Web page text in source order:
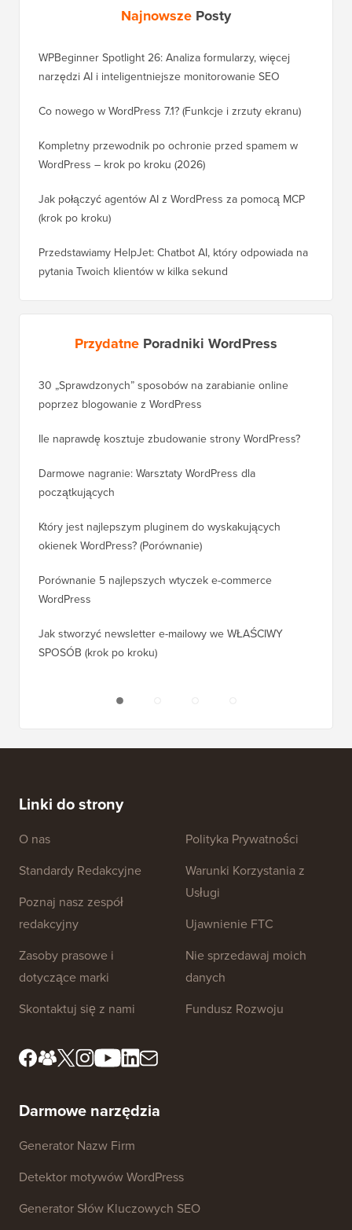
Najnowsze Posty
WPBeginner Spotlight 26: Analiza formularzy, więcej
narzędzi AI i inteligentniejsze monitorowanie SEO
Co nowego w WordPress 7.1? (Funkcje i zrzuty ekranu)
Kompletny przewodnik po ochronie przed spamem w
WordPress – krok po kroku (2026)
Jak połączyć agentów AI z WordPress za pomocą MCP
(krok po kroku)
Przedstawiamy HelpJet: Chatbot AI, który odpowiada na
pytania Twoich klientów w kilka sekund
Przydatne Poradniki WordPress
30 „Sprawdzonych” sposobów na zarabianie online
poprzez blogowanie z WordPress
Ile naprawdę kosztuje zbudowanie strony WordPress?
Darmowe nagranie: Warsztaty WordPress dla
początkujących
Który jest najlepszym pluginem do wyskakujących
okienek WordPress? (Porównanie)
Porównanie 5 najlepszych wtyczek e-commerce
WordPress
Jak stworzyć newsletter e-mailowy we WŁAŚCIWY
SPOSÓB (krok po kroku)
Linki do strony
O nas
Standardy Redakcyjne
Poznaj nasz zespół
redakcyjny
Zasoby prasowe i
dotyczące marki
Skontaktuj się z nami
Polityka Prywatności
Warunki Korzystania z
Usługi
Ujawnienie FTC
Nie sprzedawaj moich
danych
Fundusz Rozwoju
Darmowe narzędzia
Generator Nazw Firm
Detektor motywów WordPress
Generator Słów Kluczowych SEO